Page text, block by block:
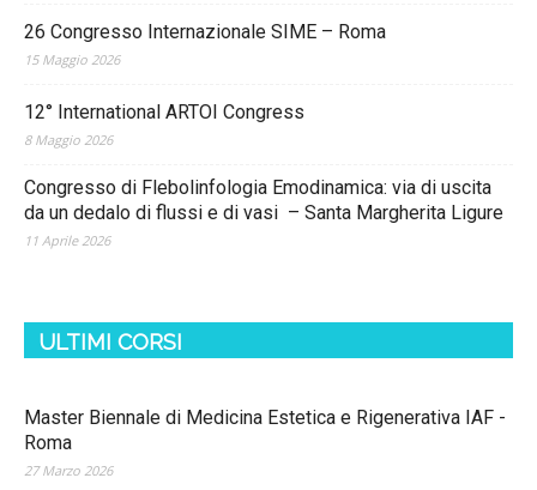
26 Congresso Internazionale SIME – Roma
15 Maggio 2026
12° International ARTOI Congress
8 Maggio 2026
Congresso di Flebolinfologia Emodinamica: via di uscita
da un dedalo di flussi e di vasi – Santa Margherita Ligure
11 Aprile 2026
ULTIMI CORSI
Master Biennale di Medicina Estetica e Rigenerativa IAF -
Roma
27 Marzo 2026